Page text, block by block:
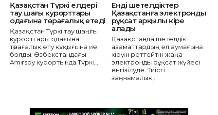
Қазақстан Түркі елдері
тау шаңғы курорттары
одағына төрағалық етеді
Қазақстан Түркі тау шаңғы
курорттары одағына
төрағалық ету құқығына ие
болды. Өзбекстандағы
Amirsoy курортында Түркі...
Енді шетелдіктер
Қазақстанға электронды
рұқсат арқылы кіре
алады
Қазақстанда шетелдік
азаматтардың ел аумағына
кіруін реттейтін жаңа
электронды рұқсат жүйесі
енгізілуде. Тиісті
заңнамалық...